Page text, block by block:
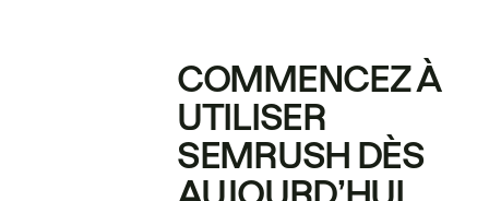
COMMENCEZ À
UTILISER
SEMRUSH DÈS